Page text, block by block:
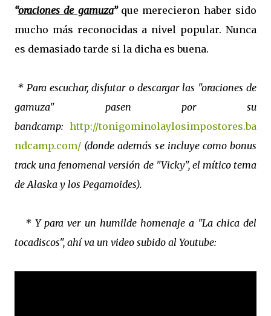
“oraciones de gamuza”que merecieron haber sido
mucho más reconocidas a nivel popular. Nunca
es demasiado tarde si la dicha es buena.
* Para escuchar, disfutar o descargar las "oraciones de
gamuza" pasen por su
bandcamp: http://tonigominolaylosimpostores.ba
ndcamp.com/ (donde además se incluye como bonus
track una fenomenal versión de "Vicky", el mítico tema
de Alaska y los Pegamoides).
* Y para ver un humilde homenaje a "La chica del
tocadiscos", ahí va un video subido al Youtube: